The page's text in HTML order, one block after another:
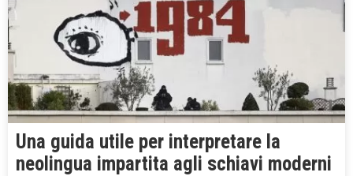
Una guida utile per interpretare la
neolingua impartita agli schiavi moderni